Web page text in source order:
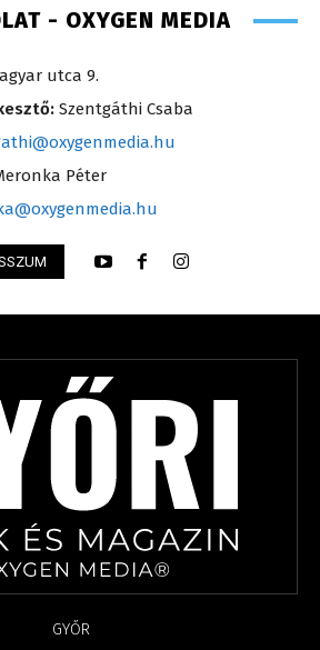
- OXYGEN MEDIA
utca 9.
Szentgáthi Csaba
Péter
GYŐR